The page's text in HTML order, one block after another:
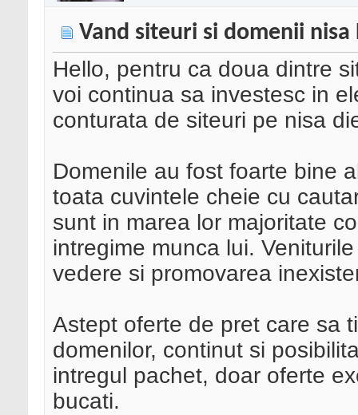
Vand siteuri si domenii
Hello, pentru ca doua dintre
voi continua sa investesc in
conturata de siteuri pe nisa
Domenile au fost foarte bine
toata cuvintele cheie cu
sunt in marea lor majoritate
intregime munca lui.
vedere si promovarea
Astept oferte de pret care sa
domenilor, continut si
intregul pachet, doar oferte
bucati.